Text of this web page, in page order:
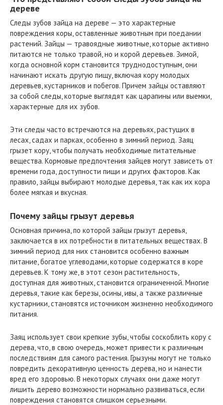
дереве
Следы зубов зайца на дереве — это характерные
повреждения коры, оставленные животным при поедании
растений. Зайцы — травоядные животные, которые активно
питаются не только травой, но и корой деревьев. Зимой,
когда основной корм становится труднодоступным, они
начинают искать другую пищу, включая кору молодых
деревьев, кустарников и побегов. Причем зайцы оставляют
за собой следы, которые выглядят как царапины или выемки,
характерные для их зубов.
Эти следы часто встречаются на деревьях, растущих в
лесах, садах и парках, особенно в зимний период. Заяц
грызет кору, чтобы получать необходимые питательные
вещества. Кормовые предпочтения зайцев могут зависеть от
времени года, доступности пищи и других факторов. Как
правило, зайцы выбирают молодые деревья, так как их кора
более мягкая и вкусная.
Почему зайцы грызут деревья
Основная причина, по которой зайцы грызут деревья,
заключается в их потребности в питательных веществах. В
зимний период для них становится особенно важным
питание, богатое углеводами, которые содержатся в коре
деревьев. К тому же, в этот сезон растительность,
доступная для животных, становится ограниченной. Многие
деревья, такие как березы, осины, ивы, а также различные
кустарники, становятся источником жизненно необходимого
питания.
Заяц использует свои крепкие зубы, чтобы соскоблить кору с
дерева, что, в свою очередь, может привести к различным
последствиям для самого растения. Грызуны могут не только
повредить декоративную ценность дерева, но и нанести
вред его здоровью. В некоторых случаях они даже могут
лишить дерево возможности нормально развиваться, если
повреждения становятся слишком серьезными.